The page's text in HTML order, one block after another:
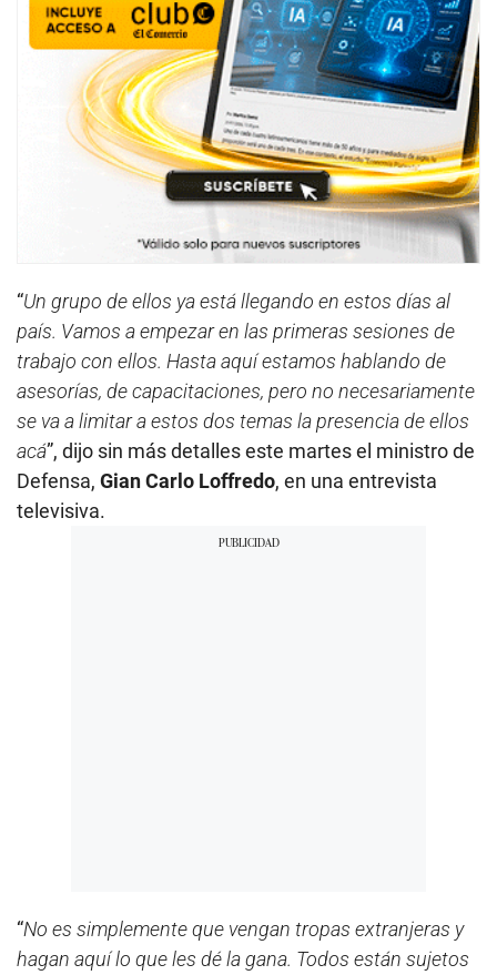
“Un grupo de ellos ya está llegando en estos días al
país. Vamos a empezar en las primeras sesiones de
trabajo con ellos. Hasta aquí estamos hablando de
asesorías, de capacitaciones, pero no necesariamente
se va a limitar a estos dos temas la presencia de ellos
acá”, dijo sin más detalles este martes el ministro de
Defensa, Gian Carlo Loffredo, en una entrevista
televisiva.
“No es simplemente que vengan tropas extranjeras y
hagan aquí lo que les dé la gana. Todos están sujetos